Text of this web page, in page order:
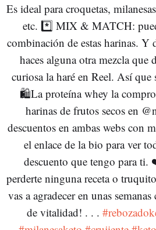
Es ideal para croquetas,
etc. *️⃣ MIX & MATCH:
combinación de estas harinas. Y
haces alguna otra mezcla que
curiosa la haré en Reel. Así que
🛍️La proteína whey la
harinas de frutos secos en
descuentos en ambas webs con
el enlace de la bio para ver
descuento que tengo para
perderte ninguna receta o
vas a agradecer en unas
de vitalidad! . . .